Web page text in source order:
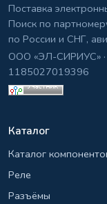
Поставка
Поиск по
по России и СНГ,
ООО «ЭЛ-СИРИУС»
1185027019396
Каталог
Каталог
Реле
Разъёмы